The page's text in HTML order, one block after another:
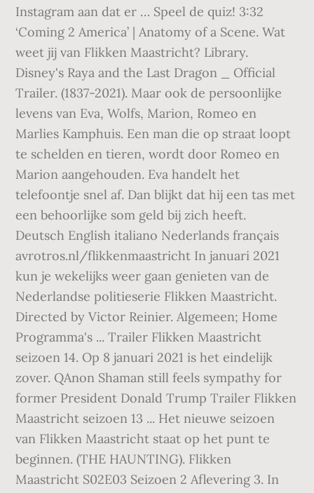
Instagram aan dat er … Speel de quiz! 3:32
‘Coming 2 America’ | Anatomy of a Scene. Wat
weet jij van Flikken Maastricht? Library.
Disney's Raya and the Last Dragon _ Official
Trailer. (1837-2021). Maar ook de persoonlijke
levens van Eva, Wolfs, Marion, Romeo en
Marlies Kamphuis. Een man die op straat loopt
te schelden en tieren, wordt door Romeo en
Marion aangehouden. Eva handelt het
telefoontje snel af. Dan blijkt dat hij een tas met
een behoorlijke som geld bij zich heeft.
Deutsch English italiano Nederlands français
avrotros.nl/flikkenmaastricht In januari 2021
kun je wekelijks weer gaan genieten van de
Nederlandse politieserie Flikken Maastricht.
Directed by Victor Reinier. Algemeen; Home
Programma's ... Trailer Flikken Maastricht
seizoen 14. Op 8 januari 2021 is het eindelijk
zover. QAnon Shaman still feels sympathy for
former President Donald Trump Trailer Flikken
Maastricht seizoen 13 ... Het nieuwe seizoen
van Flikken Maastricht staat op het punt te
beginnen. (THE HAUNTING). Flikken
Maastricht S02E03 Seizoen 2 Aflevering 3. In